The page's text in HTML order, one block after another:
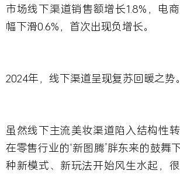
市场线下渠道销售额增长1.8%，电
幅下滑0.6%，首次出现负增长。
2024年，线下渠道呈现复苏回暖之势。
虽然线下主流美妆渠道陷入结构性
在零售行业的“新图腾”胖东来的鼓舞
种新模式、新玩法开始风生水起，